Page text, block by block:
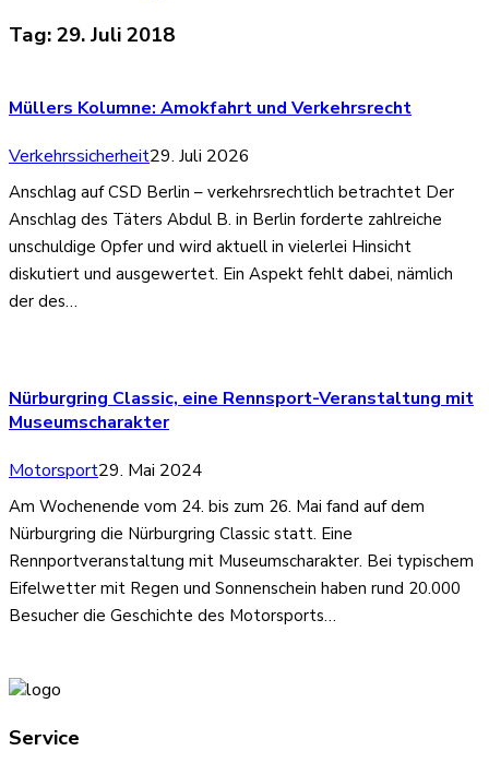
Tag:29. Juli 2018
Müllers Kolumne: Amokfahrt und Verkehrsrecht
Verkehrssicherheit29. Juli 2026
Anschlag auf CSD Berlin – verkehrsrechtlich betrachtet Der
Anschlag des Täters Abdul B. in Berlin forderte zahlreiche
unschuldige Opfer und wird aktuell in vielerlei Hinsicht
diskutiert und ausgewertet. Ein Aspekt fehlt dabei, nämlich
der des…
Nürburgring Classic, eine Rennsport-Veranstaltung mit
Museumscharakter
Motorsport29. Mai 2024
Am Wochenende vom 24. bis zum 26. Mai fand auf dem
Nürburgring die Nürburgring Classic statt. Eine
Rennportveranstaltung mit Museumscharakter. Bei typischem
Eifelwetter mit Regen und Sonnenschein haben rund 20.000
Besucher die Geschichte des Motorsports…
Service